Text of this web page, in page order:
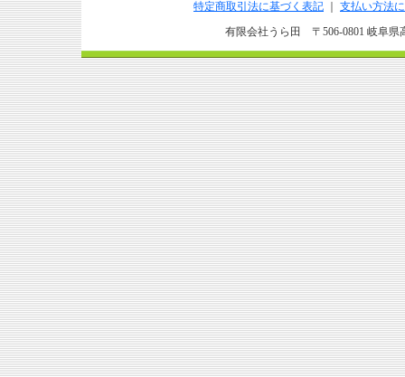
特定商取引法に基づく表記
支払い方法
有限会社うら田 〒506-0801 岐阜県